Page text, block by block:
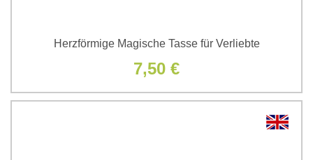
Herzförmige Magische Tasse für Verliebte
7,50 €